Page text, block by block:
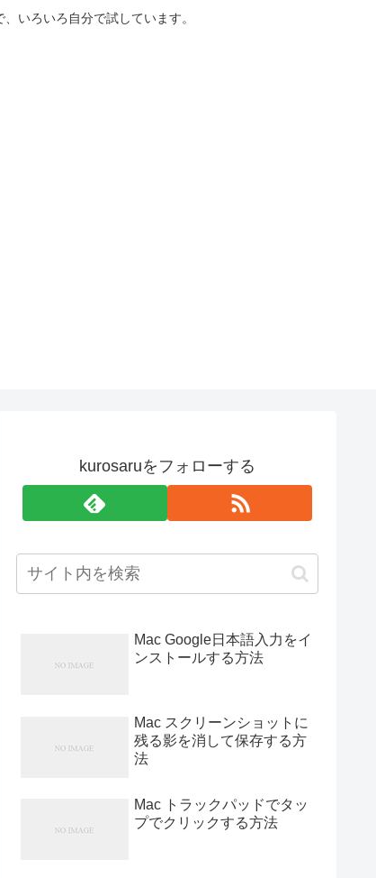
いろいろ自分で試しています。
kurosaruをフォローする
Mac Google日本語入力をイ
ンストールする方法
Mac スクリーンショットに
残る影を消して保存する方
法
Mac トラックパッドでタッ
プでクリックする方法